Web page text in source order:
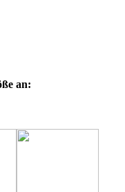
an: